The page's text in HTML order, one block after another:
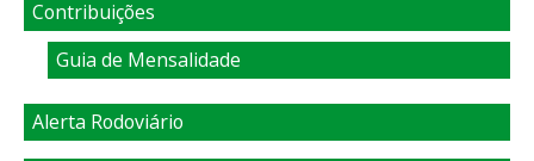
Contribuições
Guia de Mensalidade
Alerta Rodoviário